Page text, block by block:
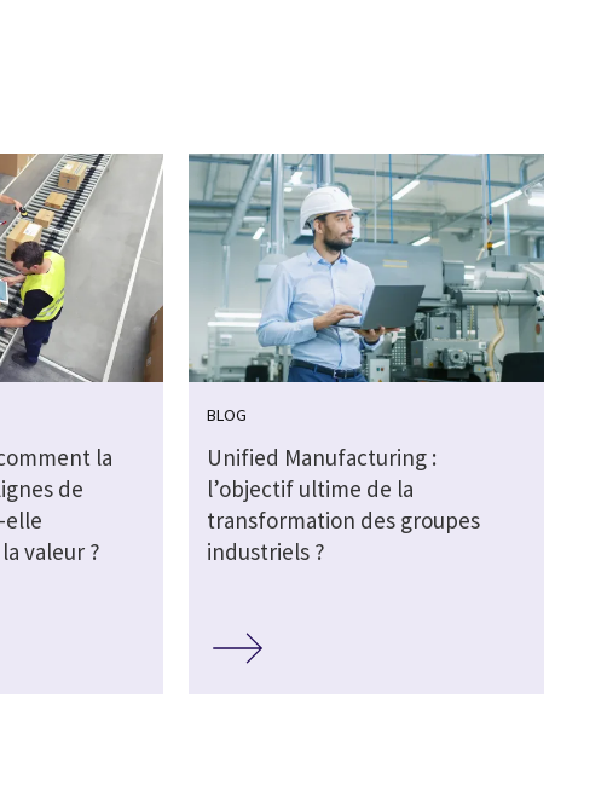
la
de
elle
valeur ?
BLOG
Unified Manufacturing :
l’objectif ultime de la
transformation des groupes
industriels ?